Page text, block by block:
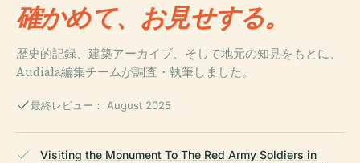
確かめて、お見せする。
歴史的記録、建築アーカイブ、そして地元の知見をもとに、
Audiala編集チームが調査・執筆しました。
最終レビュー： August 2025
Visiting the Monument To The Red Army Soldiers in